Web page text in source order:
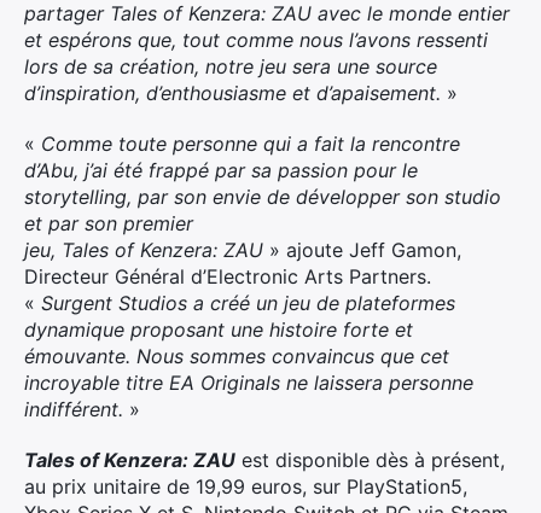
partager Tales of Kenzera: ZAU avec le monde entier
et espérons que, tout comme nous l’avons ressenti
lors de sa création, notre jeu sera une source
d’inspiration, d’enthousiasme et d’apaisement. »
« Comme toute personne qui a fait la rencontre
d’Abu, j’ai été frappé par sa passion pour le
storytelling, par son envie de développer son studio
et par son premier
jeu, Tales of Kenzera: ZAU » ajoute Jeff Gamon,
Directeur Général d’Electronic Arts Partners.
« Surgent Studios a créé un jeu de plateformes
dynamique proposant une histoire forte et
émouvante. Nous sommes convaincus que cet
incroyable titre EA Originals ne laissera personne
indifférent. » ​ ​ ​
Tales of Kenzera: ZAU est disponible dès à présent,
au prix unitaire de 19,99 euros, sur PlayStation5,